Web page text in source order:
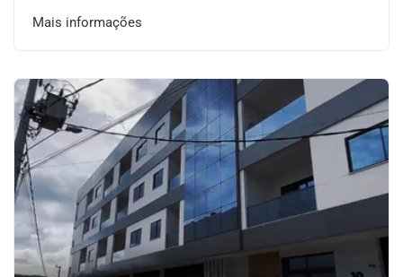
Mais informações